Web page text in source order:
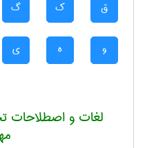
ق ک گ
و ه ی
لغات و